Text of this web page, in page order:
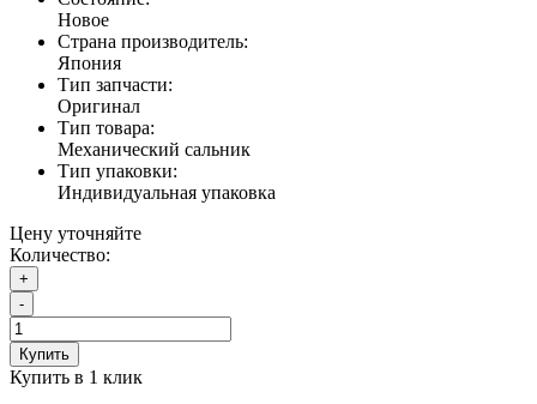
Новое
Страна производитель:
Япония
Тип запчасти:
Оригинал
Тип товара:
Механический сальник
Тип упаковки:
Индивидуальная упаковка
Цену уточняйте
Количество:
+
-
Купить
Купить в 1 клик